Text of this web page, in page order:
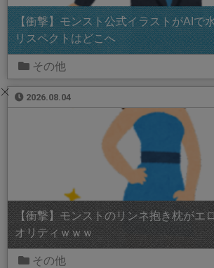
【衝撃】モンスト公式イラストがAIで
リスペクトはどこへ
その他
2026.08.04
【衝撃】モンストのリンネ抱き枕がエ
オリティｗｗｗ
その他